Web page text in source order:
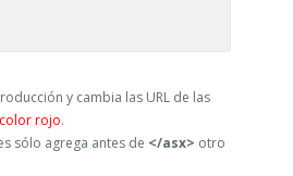
y cambia las URL de las
color rojo.
sólo agrega antes de </asx> otro